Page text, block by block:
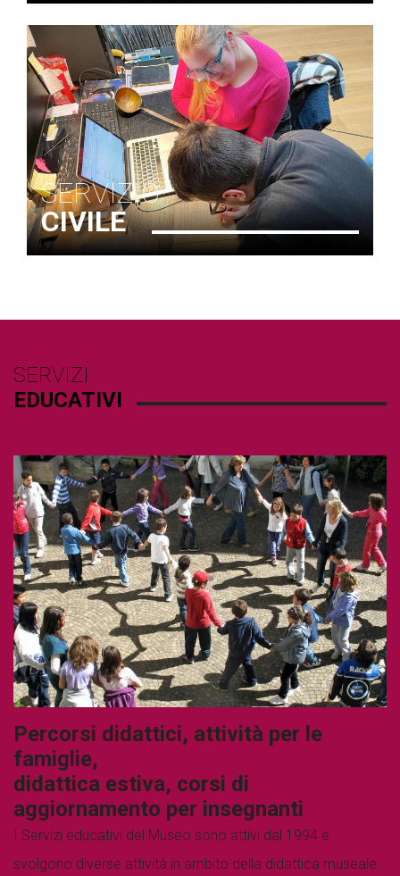
SERVIZIO
CIVILE
SERVIZI
EDUCATIVI
Percorsi didattici, attività per le
famiglie,
didattica estiva, corsi di
aggiornamento per insegnanti
I Servizi educativi del Museo sono attivi dal 1994 e
svolgono diverse attività in ambito della didattica museale.